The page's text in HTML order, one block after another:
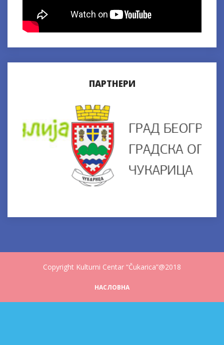
ПАРТНЕРИ
Copyright Kulturni Centar “Čukarica”@2018
НАСЛОВНА